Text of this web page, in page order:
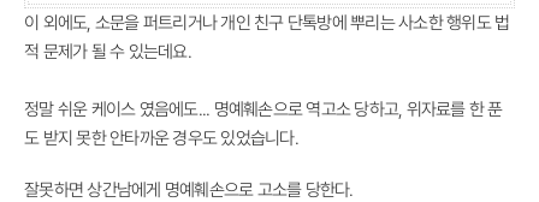
이 외에도, 소문을 퍼트리거나 개인 친구 단톡방에 뿌리는 사소한 행위도 법
적 문제가 될 수 있는데요.
정말 쉬운 케이스 였음에도... 명예훼손으로 역고소 당하고, 위자료를 한 푼
도 받지 못한 안타까운 경우도 있었습니다.
잘못하면 상간남에게 명예훼손으로 고소를 당한다.